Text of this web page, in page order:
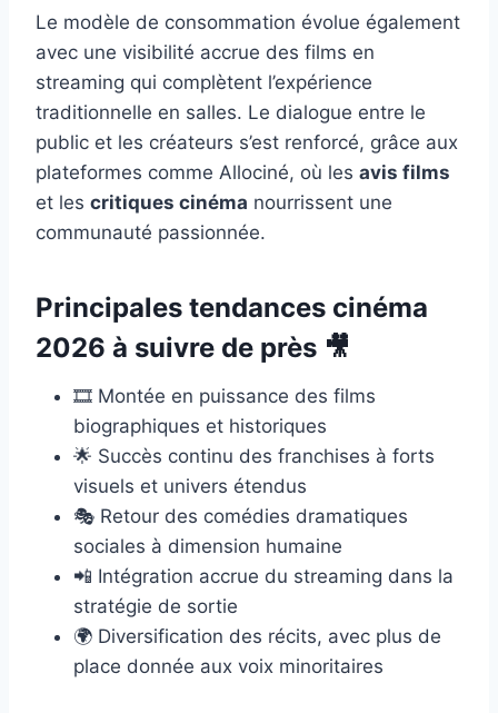
Le modèle de consommation évolue également
avec une visibilité accrue des films en
streaming qui complètent l’expérience
traditionnelle en salles. Le dialogue entre le
public et les créateurs s’est renforcé, grâce aux
plateformes comme Allociné, où les avis films
et les critiques cinéma nourrissent une
communauté passionnée.
Principales tendances cinéma
2026 à suivre de près 🎥
🎞️ Montée en puissance des films
biographiques et historiques
🌟 Succès continu des franchises à forts
visuels et univers étendus
🎭 Retour des comédies dramatiques
sociales à dimension humaine
📲 Intégration accrue du streaming dans la
stratégie de sortie
🌍 Diversification des récits, avec plus de
place donnée aux voix minoritaires